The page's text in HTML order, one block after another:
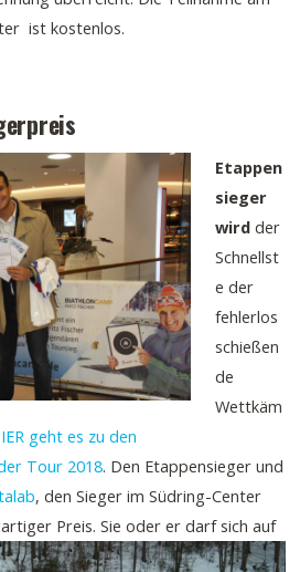
ist kostenlos.
Etappen
sieger
wirdder
Schnellst
e der
fehlerlos
schießen
de
Wettkäm
geht es zu den
Tour 2018. Den Etappensieger und
, den Sieger im Südring-Center
Preis.Sie oder er darf sich auf